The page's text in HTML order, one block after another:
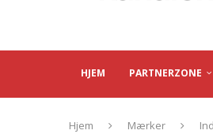
HJEM PARTNERZONE
Hjem Mærker